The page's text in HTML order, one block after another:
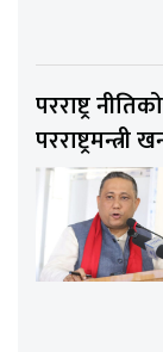
परराष्ट्र
परराष्ट्रमन्त्री